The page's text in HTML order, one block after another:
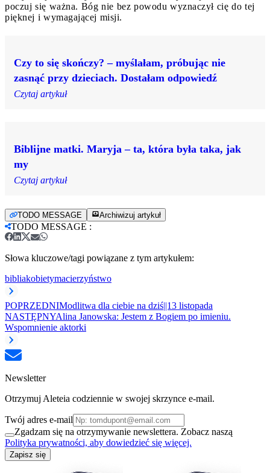
poczuj się ważna. Bóg nie bez powodu wyznaczył cię do tej
pięknej i wymagającej misji.
Czy to się skończy? – myślałam, próbując nie
zasnąć przy dzieciach. Dostałam odpowiedź
Czytaj artykuł
Biblijne matki. Maryja – ta, która była taka, jak
my
Czytaj artykuł
TODO MESSAGE Archiwizuj artykuł
TODO MESSAGE :
Słowa kluczowe/tagi powiązane z tym artykułem:
bibliakobietymacierzyństwo
POPRZEDNIModlitwa dla ciebie na dziś||13 listopada
NASTĘPNYAlina Janowska: Jestem z Bogiem po imieniu.
Wspomnienie aktorki
Newsletter
Otrzymuj Aleteia codziennie w swojej skrzynce e-mail.
Twój adres e-mail
Zgadzam się na otrzymywanie newslettera. Zobacz naszą
Polityka prywatności, aby dowiedzieć się więcej.
Zapisz się